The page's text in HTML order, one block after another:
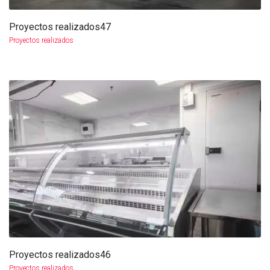
más info
Proyectos realizados47
Proyectos realizados
más info
Proyectos realizados46
Proyectos realizados